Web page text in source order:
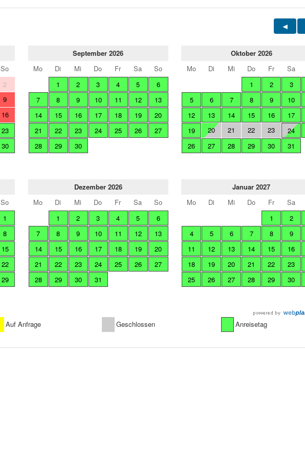
So
2
9
16
23
30
September 2026
Mo
Di Mi Do Fr Sa
So
1
2 3 4 5
6
7
8 9 10 11 12
13
14
15 16 17 18 19
20
21
22 23 24 25 26
27
28
29 30
Oktober 2026
Mo
Di Mi Do Fr Sa
1
2 3
5
6 7 8 9 10
12
13 14 15 16 17
19
20 21 22 23 24
26
27 28 29 30 31
So
1
8
15
22
29
Dezember 2026
Mo
Di Mi Do Fr Sa
So
1
2 3 4 5
6
7
8 9 10 11 12
13
14
15 16 17 18 19
20
21
22 23 24 25 26
27
28
29 30 31
Januar 2027
Mo
Di Mi Do Fr Sa
1
2
4
5 6 7 8 9
11
12 13 14 15 16
18
19 20 21 22 23
25
26 27 28 29 30
Auf Anfrage Geschlossen Anreisetag